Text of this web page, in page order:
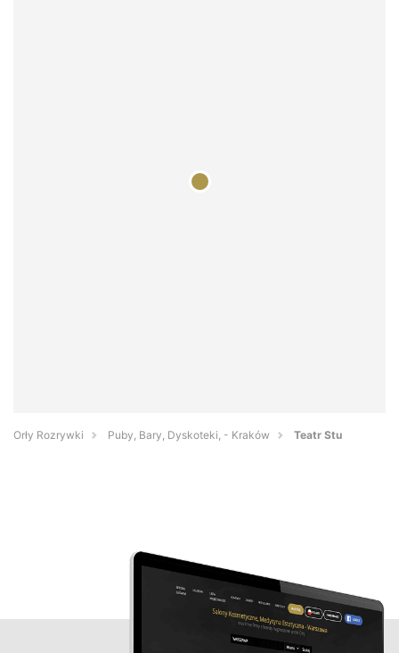
Orły Rozrywki Puby, Bary, Dyskoteki, - Kraków Teatr Stu